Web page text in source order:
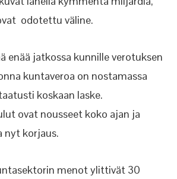
odotettu väline.
enää jatkossa kunnille verotuksen
kuntaveroa on nostamassa
koskaan laske.
ovat nousseet koko ajan ja
nyt korjaus.
menot ylittivät 30